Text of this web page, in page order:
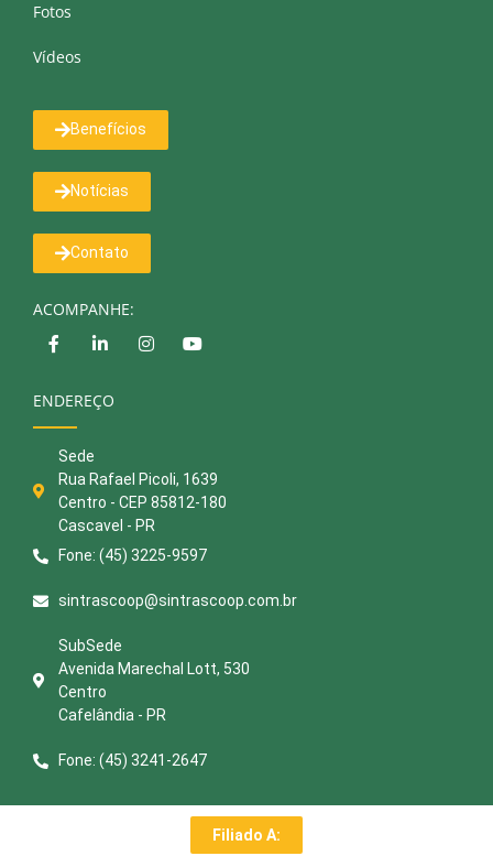
Fotos
Vídeos
Benefícios
Notícias
Contato
ACOMPANHE:
ENDEREÇO
Sede
Rua Rafael Picoli, 1639
Centro - CEP 85812-180
Cascavel - PR
Fone: (45) 3225-9597
sintrascoop@sintrascoop.com.br
SubSede
Avenida Marechal Lott, 530
Centro
Cafelândia - PR
Fone: (45) 3241-2647
Filiado A: